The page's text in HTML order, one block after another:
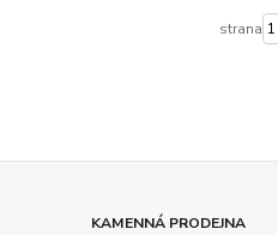
strana
KAMENNÁ PRODEJNA